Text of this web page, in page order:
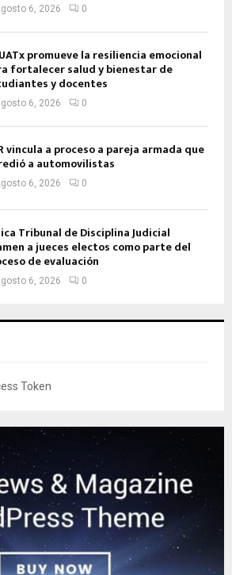
6, 2026 0
promueve la resiliencia emocional
fortalecer salud y bienestar de
y docentes
6, 2026 0
vincula a proceso a pareja armada que
a automovilistas
6, 2026 0
Tribunal de Disciplina Judicial
a jueces electos como parte del
de evaluación
6, 2026 0
Token